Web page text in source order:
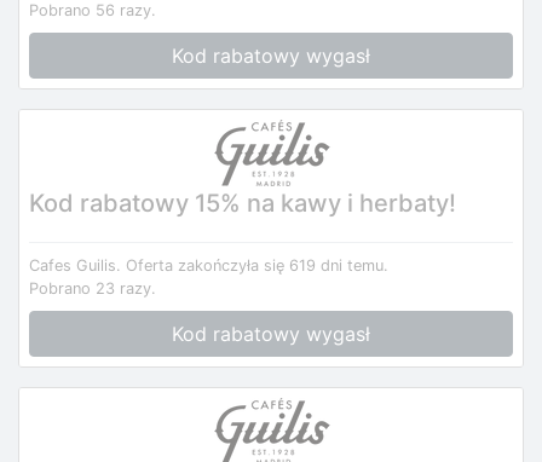
Pobrano 56 razy.
Kod rabatowy wygasł
Kod rabatowy 15% na kawy i herbaty!
Cafes Guilis. Oferta zakończyła się 619 dni temu.
Pobrano 23 razy.
Kod rabatowy wygasł